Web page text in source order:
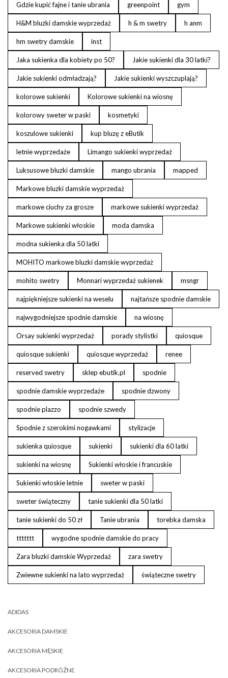
Gdzie kupić fajne i tanie ubrania greenpoint gym
H&M bluzki damskie wyprzedaż h & m swetry h anm
hm swetry damskie inst
Jaka sukienka dla kobiety po 50? Jakie sukienki dla 30 latki?
Jakie sukienki odmładzają? Jakie sukienki wyszczuplają?
kolorowe sukienki Kolorowe sukienki na wiosnę
kolorowy sweter w paski kosmetyki
koszulowe sukienki kup bluzę z eButik
letnie wyprzedaże Limango sukienki wyprzedaż
Luksusowe bluzki damskie mango ubrania mapped
Markowe bluzki damskie wyprzedaż
markowe ciuchy za grosze markowe sukienki wyprzedaż
Markowe sukienki włoskie moda damska
modna sukienka dla 50 latki
MOHITO markowe bluzki damskie wyprzedaż
mohito swetry Monnari wyprzedaż sukienek msngr
najpiękniejsze sukienki na weselu najtańsze spodnie damskie
najwygodniejsze spodnie damskie na wiosnę
Orsay sukienki wyprzedaż porady stylistki quiosque
quiosque sukienki quiosque wyprzedaż renee
reserved swetry sklep ebutik.pl spodnie
spodnie damskie wyprzedaże spodnie dzwony
spodnie plazzo spodnie szwedy
Spodnie z szerokimi nogawkami stylizacje
sukienka quiosque sukienki sukienki dla 60 latki
sukienki na wiosnę Sukienki włoskie i francuskie
Sukienki włoskie letnie sweter w paski
sweter świąteczny tanie sukienki dla 50 latki
tanie sukienki do 50 zł Tanie ubrania torebka damska
ttttttt wygodne spodnie damskie do pracy
Zara bluzki damskie Wyprzedaż zara swetry
Zwiewne sukienki na lato wyprzedaż świąteczne swetry
ADIDAS
AKCESORIA DAMSKIE
AKCESORIA MĘSKIE
AKCESORIA PODRÓŻNE